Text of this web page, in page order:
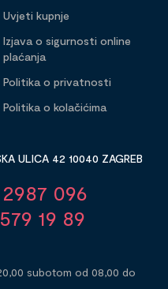
Uvjeti kupnje
Izjava o sigurnosti online
plaćanja
Politika o privatnosti
Politika o kolačićima
ULICA 42 10040 ZAGREB
096
19 89
subotom od 08,00 do